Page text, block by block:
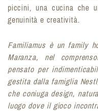
piccini, una cucina che
genuinità e creatività.
Familiamus è un family
Maranza, nel
pensato per
gestita dalla famiglia
che coniuga design,
luogo dove il gioco